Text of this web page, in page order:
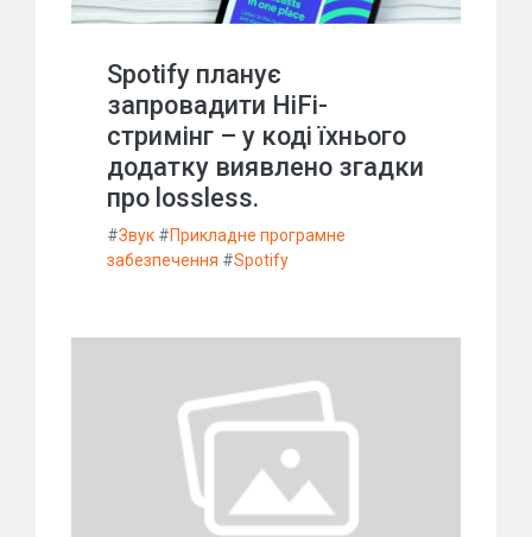
Spotify планує
запровадити HiFi-
стримінг – у коді їхнього
додатку виявлено згадки
про lossless.
#Звук #Прикладне програмне
забезпечення #Spotify